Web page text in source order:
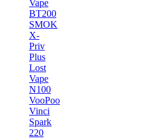
Vape
BT200
SMOK
X-
Priv
Plus
Lost
Vape
N100
VooPoo
Vinci
Spark
220